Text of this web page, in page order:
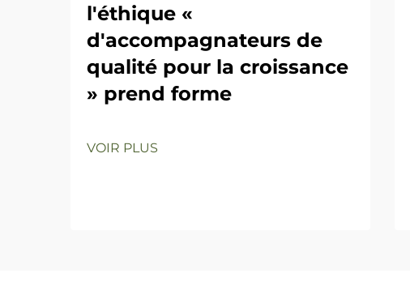
l'éthique «
d'accompagnateurs de
qualité pour la croissance
» prend forme
VOIR PLUS